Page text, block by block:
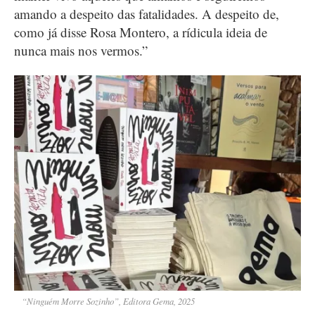
amando a despeito das fatalidades. A despeito de,
como já disse Rosa Montero, a rídicula ideia de
nunca mais nos vermos.”
“Ninguém Morre Sozinho”, Editora Gema, 2025